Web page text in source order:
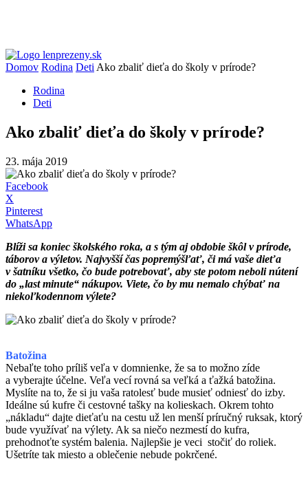
Domov Rodina Deti Ako zbaliť dieťa do školy v prírode?
Rodina
Deti
Ako zbaliť dieťa do školy v prírode?
23. mája 2019
Facebook
X
Pinterest
WhatsApp
Blíži sa koniec školského roka, a s tým aj obdobie škôl v prírode,
táborov a výletov. Najvyšší čas popremýšľať, či má vaše dieťa
v šatníku všetko, čo bude potrebovať, aby ste potom neboli nútení
do „last minute“ nákupov. Viete, čo by mu nemalo chýbať na
niekoľkodennom výlete?
Batožina
Nebaľte toho príliš veľa v domnienke, že sa to možno zíde
a vyberajte účelne. Veľa vecí rovná sa veľká a ťažká batožina.
Myslíte na to, že si ju vaša ratolesť bude musieť odniesť do izby.
Ideálne sú kufre či cestovné tašky na kolieskach. Okrem tohto
„nákladu“ dajte dieťaťu na cestu už len menší príručný ruksak, ktorý
bude využívať na výlety. Ak sa niečo nezmestí do kufra,
prehodnoťte systém balenia. Najlepšie je veci stočiť do roliek.
Ušetríte tak miesto a oblečenie nebude pokrčené.